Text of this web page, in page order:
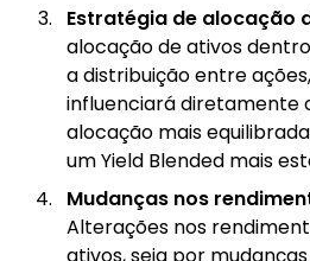
Estratégia de alocação
alocação de ativos
a distribuição entre
influenciará diretamente
alocação mais
um Yield Blended mais
Mudanças nos
Alterações nos